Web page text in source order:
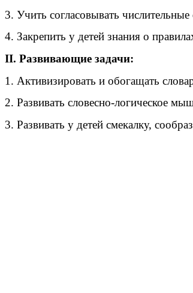
3. Учить согласовывать
4. Закрепить у детей знания о
II. Развивающие задачи:
1. Активизировать и обогащать
2. Развивать словесно-логическое
3. Развивать у детей смекалку,